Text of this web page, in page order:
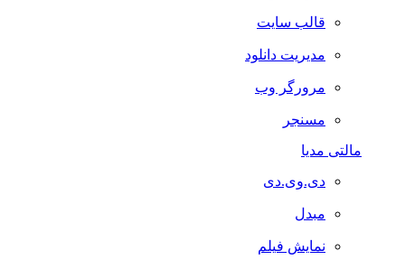
قالب سایت
مدیریت دانلود
مرورگر وب
مسنجر
مالتی مدیا
دی.وی.دی
مبدل
نمایش فیلم